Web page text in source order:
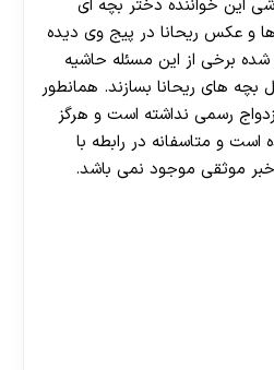
این خواننده دختر بچه ای
و عکس ریحانا در پیج وی دیده
برخی از این مسئله حاشیه
بچه های ریحانا بسازند. همانطور
رسمی نداشته است و هرگز
است و متاسفانه در رابطه با
موثقی موجود نمی باشد.